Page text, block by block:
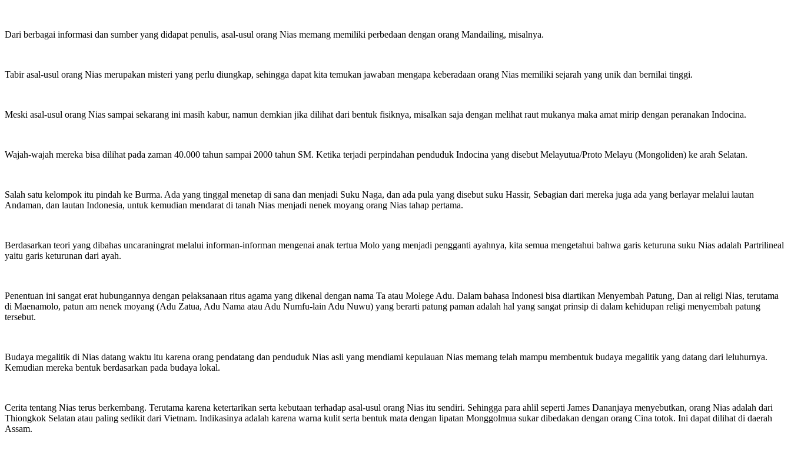
Dari berbagai informasi dan sumber yang didapat penulis, asal-usul orang Nias memang memiliki perbedaan dengan orang Mandailing, misalnya.
Tabir asal-usul orang Nias merupakan misteri yang perlu diungkap, sehingga dapat kita temukan jawaban mengapa keberadaan orang Nias memiliki sejarah yang unik dan bernilai tinggi.
Meski asal-usul orang Nias sampai sekarang ini masih kabur, namun demkian jika dilihat dari bentuk fisiknya, misalkan saja dengan melihat raut mukanya maka amat mirip dengan peranakan Indocina.
Wajah-wajah mereka bisa dilihat pada zaman 40.000 tahun sampai 2000 tahun SM. Ketika terjadi perpindahan penduduk Indocina yang disebut Melayutua/Proto Melayu (Mongoliden) ke arah Selatan.
Salah satu kelompok itu pindah ke Burma. Ada yang tinggal menetap di sana dan menjadi Suku Naga, dan ada pula yang disebut suku Hassir, Sebagian dari mereka juga ada yang berlayar melalui lautan
Andaman, dan lautan Indonesia, untuk kemudian mendarat di tanah Nias menjadi nenek moyang orang Nias tahap pertama.
Berdasarkan teori yang dibahas uncaraningrat melalui informan-informan mengenai anak tertua Molo yang menjadi pengganti ayahnya, kita semua mengetahui bahwa garis keturuna suku Nias adalah Partrilineal
yaitu garis keturunan dari ayah.
Penentuan ini sangat erat hubungannya dengan pelaksanaan ritus agama yang dikenal dengan nama Ta atau Molege Adu. Dalam bahasa Indonesi bisa diartikan Menyembah Patung, Dan ai religi Nias, terutama
di Maenamolo, patun am nenek moyang (Adu Zatua, Adu Nama atau Adu Numfu-lain Adu Nuwu) yang berarti patung paman adalah hal yang sangat prinsip di dalam kehidupan religi menyembah patung
tersebut.
Budaya megalitik di Nias datang waktu itu karena orang pendatang dan penduduk Nias asli yang mendiami kepulauan Nias memang telah mampu membentuk budaya megalitik yang datang dari leluhurnya.
Kemudian mereka bentuk berdasarkan pada budaya lokal.
Cerita tentang Nias terus berkembang. Terutama karena ketertarikan serta kebutaan terhadap asal-usul orang Nias itu sendiri. Sehingga para ahlil seperti James Dananjaya menyebutkan, orang Nias adalah dari
Thiongkok Selatan atau paling sedikit dari Vietnam. Indikasinya adalah karena warna kulit serta bentuk mata dengan lipatan Monggolmua sukar dibedakan dengan orang Cina totok. Ini dapat dilihat di daerah
Assam.